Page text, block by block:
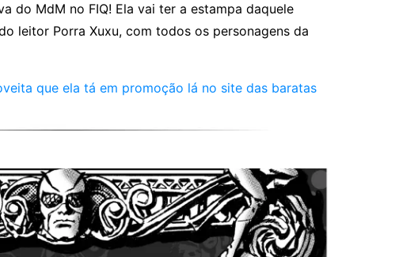
do MdM no FIQ! Ela vai ter a estampa daquele
leitor Porra Xuxu, com todos os personagens da
que ela tá em promoção lá no site das baratas